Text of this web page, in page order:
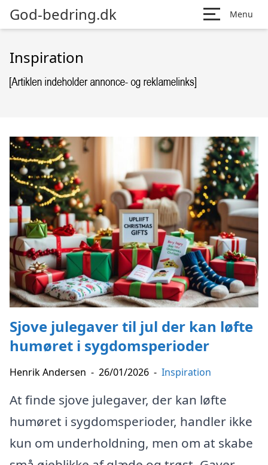
God-bedring.dk Menu
Inspiration
Sjove julegaver til jul der kan løfte
humøret i sygdomsperioder
Henrik Andersen - 26/01/2026 - Inspiration
At finde sjove julegaver, der kan løfte
humøret i sygdomsperioder, handler ikke
kun om underholdning, men om at skabe